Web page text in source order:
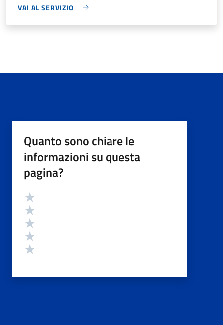
VAI AL SERVIZIO
Quanto sono chiare le
informazioni su questa
pagina?
Valutazione